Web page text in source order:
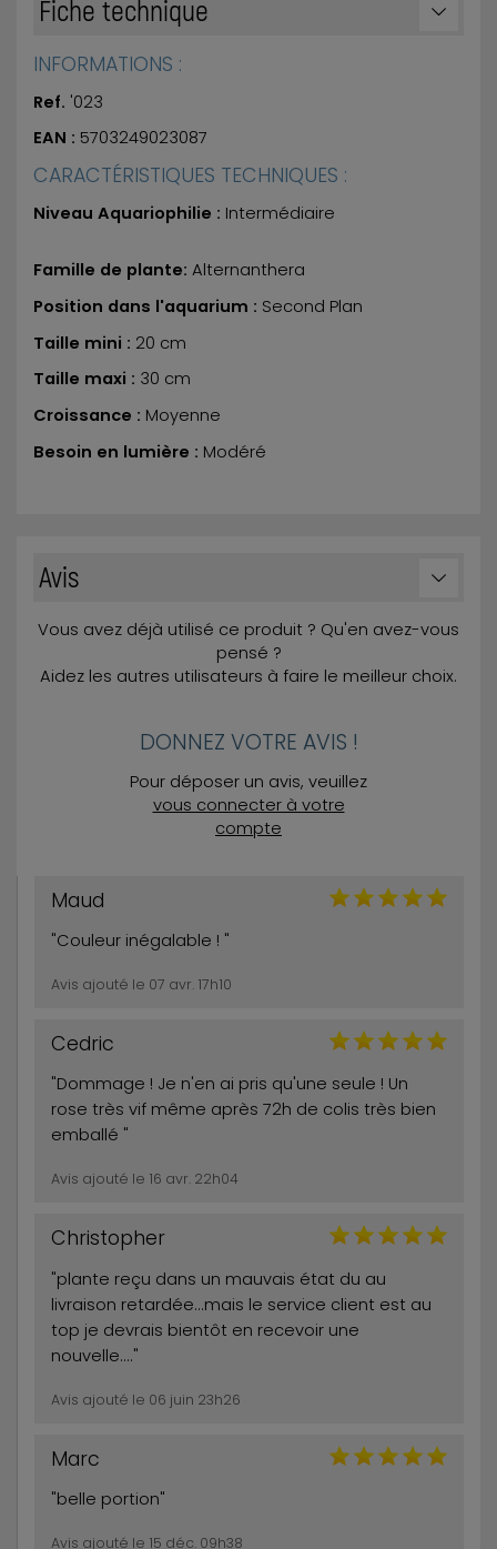
Fiche technique
INFORMATIONS :
Ref. '023
EAN : 5703249023087
CARACTÉRISTIQUES TECHNIQUES :
Niveau Aquariophilie : Intermédiaire
Famille de plante: Alternanthera
Position dans l'aquarium : Second Plan
Taille mini : 20 cm
Taille maxi : 30 cm
Croissance : Moyenne
Besoin en lumière : Modéré
Avis
Vous avez déjà utilisé ce produit ? Qu'en avez-vous
pensé ?
Aidez les autres utilisateurs à faire le meilleur choix.
DONNEZ VOTRE AVIS !
Pour déposer un avis, veuillez
vous connecter à votre
compte
Maud
"Couleur inégalable ! "
Avis ajouté le 07 avr. 17h10
Cedric
"Dommage ! Je n'en ai pris qu'une seule ! Un
rose très vif même après 72h de colis très bien
emballé "
Avis ajouté le 16 avr. 22h04
Christopher
"plante reçu dans un mauvais état du au
livraison retardée...mais le service client est au
top je devrais bientôt en recevoir une
nouvelle...."
Avis ajouté le 06 juin 23h26
Marc
"belle portion"
Avis ajouté le 15 déc. 09h38